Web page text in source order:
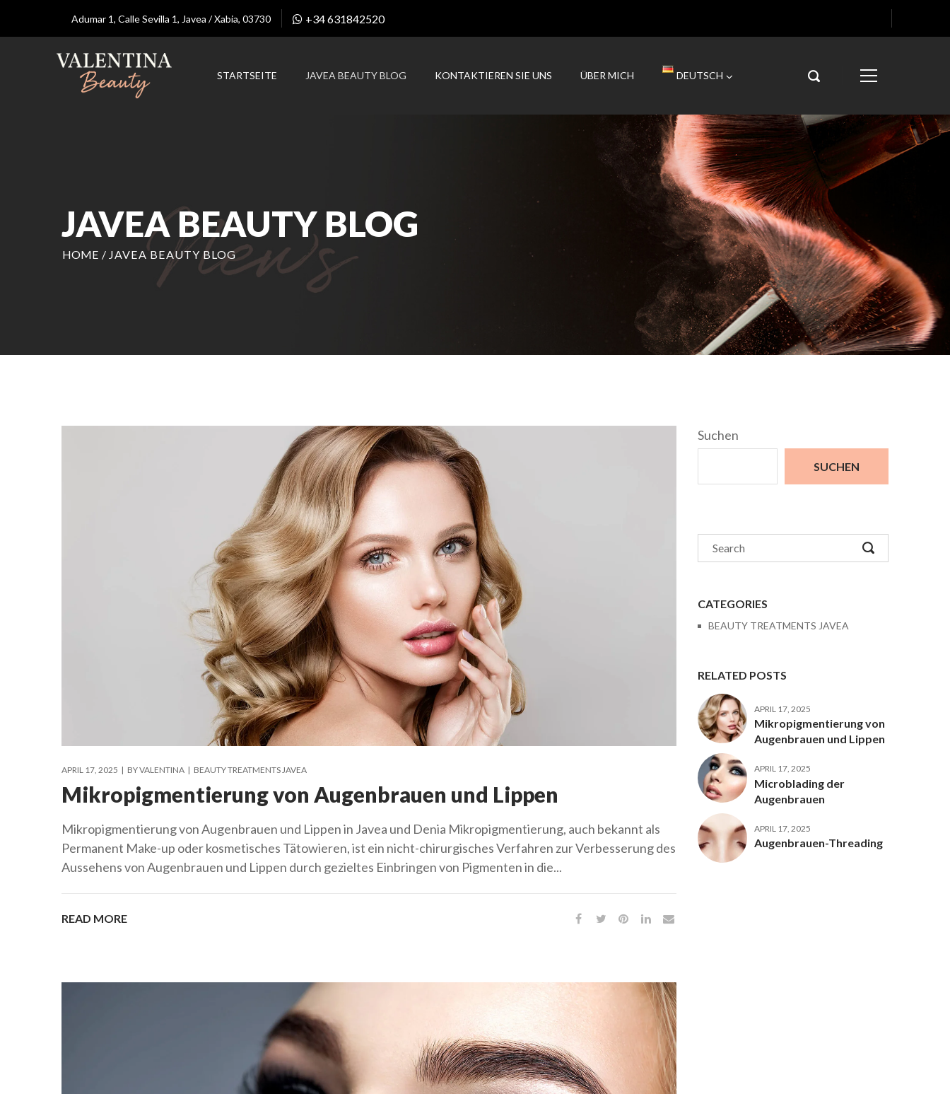
Adumar 1, Calle Sevilla 1, Javea / Xabia, 03730 +34 631842520
STARTSEITE JAVEA BEAUTY BLOG KONTAKTIEREN SIE UNS ÜBER MICH DEUTSCH
JAVEA BEAUTY BLOG
HOME / JAVEA BEAUTY BLOG
APRIL 17, 2025 BYVALENTINA BEAUTY TREATMENTS JAVEA
Mikropigmentierung von Augenbrauen und Lippen
Mikropigmentierung von Augenbrauen und Lippen in Javea und Denia Mikropigmentierung, auch bekannt als
Permanent Make-up oder kosmetisches Tätowieren, ist ein nicht-chirurgisches Verfahren zur Verbesserung des
Aussehens von Augenbrauen und Lippen durch gezieltes Einbringen von Pigmenten in die...
READ MORE
Suchen
SUCHEN
CATEGORIES
BEAUTY TREATMENTS JAVEA
RELATED POSTS
APRIL 17, 2025
Mikropigmentierung von
Augenbrauen und Lippen
APRIL 17, 2025
Microblading der
Augenbrauen
APRIL 17, 2025
Augenbrauen-Threading